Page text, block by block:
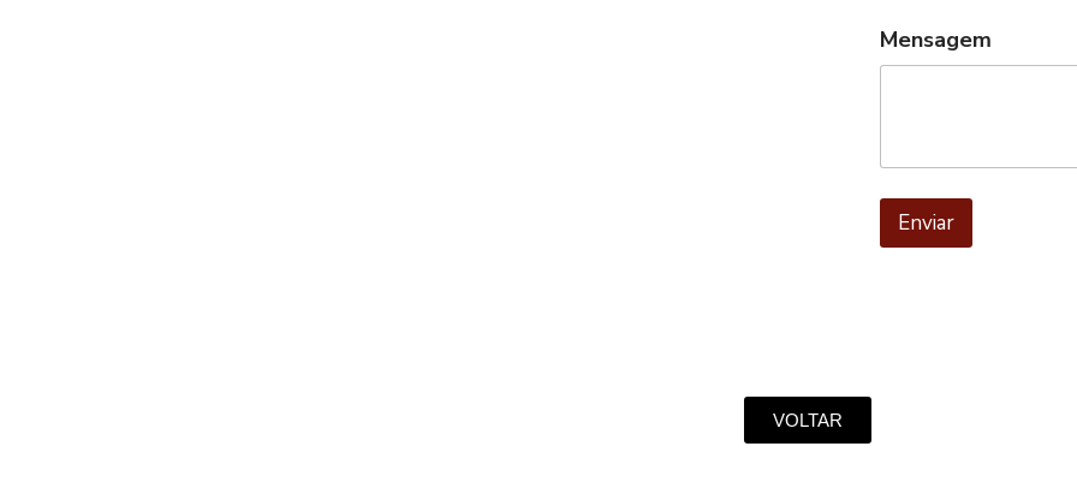
Mensagem
Enviar
VOLTAR